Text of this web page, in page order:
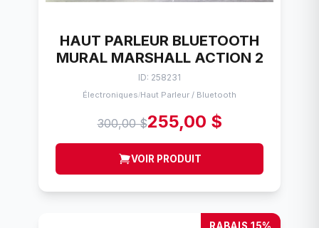
HAUT PARLEUR BLUETOOTH
MURAL MARSHALL ACTION 2
ID: 258231
Électroniques/Haut Parleur / Bluetooth
300,00 $255,00 $
VOIR PRODUIT